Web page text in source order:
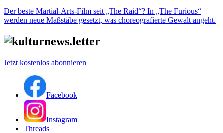
Der beste Martial-Arts-Film seit „The Raid“? In „The Furious“
werden neue Maßstäbe gesetzt, was choreografierte Gewalt angeht.
Jetzt kostenlos abonnieren
Facebook
Instagram
Threads